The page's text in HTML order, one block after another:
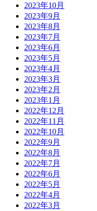
2023年10月
2023年9月
2023年8月
2023年7月
2023年6月
2023年5月
2023年4月
2023年3月
2023年2月
2023年1月
2022年12月
2022年11月
2022年10月
2022年9月
2022年8月
2022年7月
2022年6月
2022年5月
2022年4月
2022年3月